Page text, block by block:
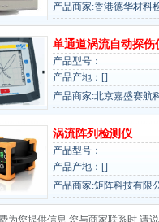
产品商家:香港德华材料
单通道涡流自动探伤
产品型号：
产品产地：[]
产品商家:北京嘉盛赛航
涡流阵列检测仪
产品型号：
产品产地：[]
产品商家:矩阵科技有限
为您提供信息,您与商家联系时,请